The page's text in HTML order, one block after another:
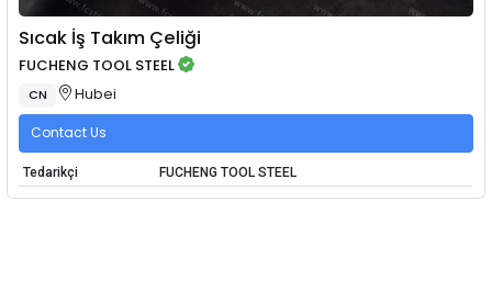
Sıcak İş Takım Çeliği
FUCHENG TOOL STEEL
CN Hubei
Contact Us
Tedarikçi FUCHENG TOOL STEEL